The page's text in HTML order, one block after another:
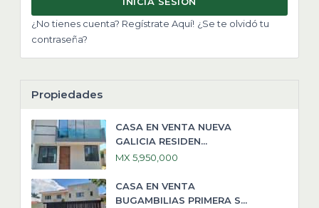
¿No tienes cuenta? Regístrate Aquí! ¿Se te olvidó tu
contraseña?
Propiedades
CASA EN VENTA NUEVA
GALICIA RESIDEN...
MX 5,950,000
CASA EN VENTA
BUGAMBILIAS PRIMERA S...